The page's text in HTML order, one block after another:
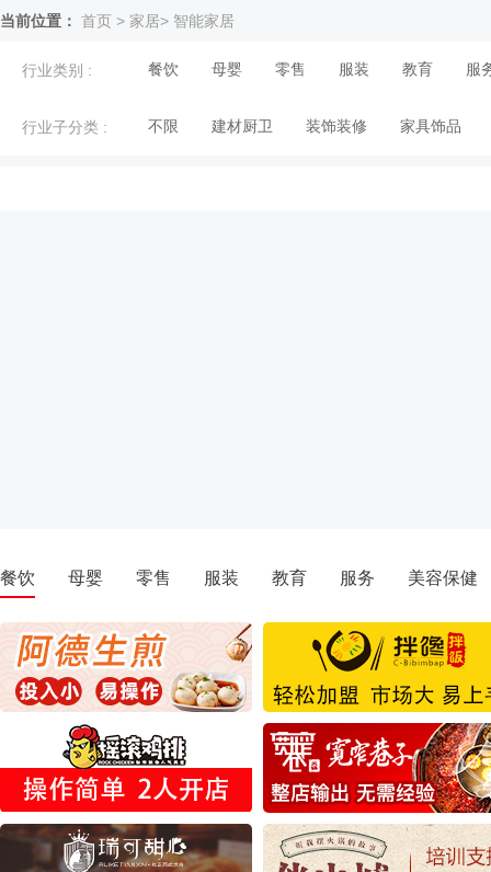
当前位置： 首页 > 家居> 智能家居
行业类别 : 餐饮 母婴 零售 服装 教育 服
行业子分类 : 不限 建材厨卫 装饰装修 家具饰品
餐饮 母婴 零售 服装 教育 服务 美容保健